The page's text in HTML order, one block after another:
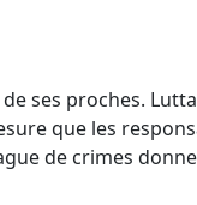
ses proches.
que les
de crimes